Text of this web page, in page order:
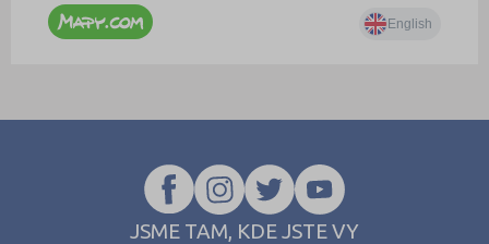
JSME TAM, KDE JSTE VY